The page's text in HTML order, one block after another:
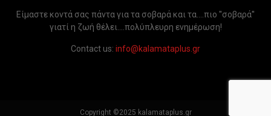
Είμαστε κοντά σας πάντα για τα σοβαρά και τα....πιο ''σοβαρά''
γιατί η ζωή θέλει....πολύπλευρη ενημέρωση!
Contact us: info@kalamataplus.gr
Copyright ©2025 kalamataplus.gr